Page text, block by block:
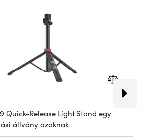
Quick-Release Light Stand egy
állvány azoknak